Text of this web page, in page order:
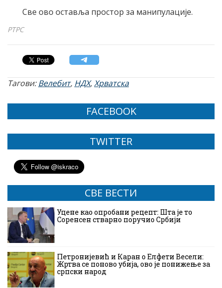
Све ово оставља простор за манипулације.
РТРС
Тагови:Велебит, НДХ,Хрватска
FACEBOOK
TWITTER
СВЕ ВЕСТИ
Уцене као опробани рецепт: Шта је то
Соренсен стварно поручио Србији
Петронијевић и Каран о Елфети Весели:
Жртва се поново убија, ово је понижење за
српски народ